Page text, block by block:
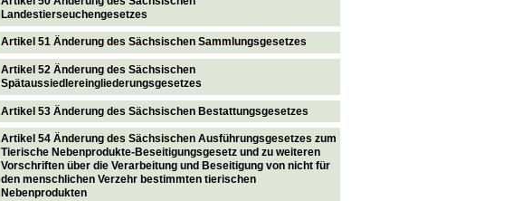
Landestierseuchengesetzes
Artikel 51 Änderung des Sächsischen Sammlungsgesetzes
Artikel 52 Änderung des Sächsischen
Spätaussiedlereingliederungsgesetzes
Artikel 53 Änderung des Sächsischen Bestattungsgesetzes
Artikel 54 Änderung des Sächsischen Ausführungsgesetzes zum
Tierische Nebenprodukte-Beseitigungsgesetz und zu weiteren
Vorschriften über die Verarbeitung und Beseitigung von nicht für
den menschlichen Verzehr bestimmten tierischen
Nebenprodukten